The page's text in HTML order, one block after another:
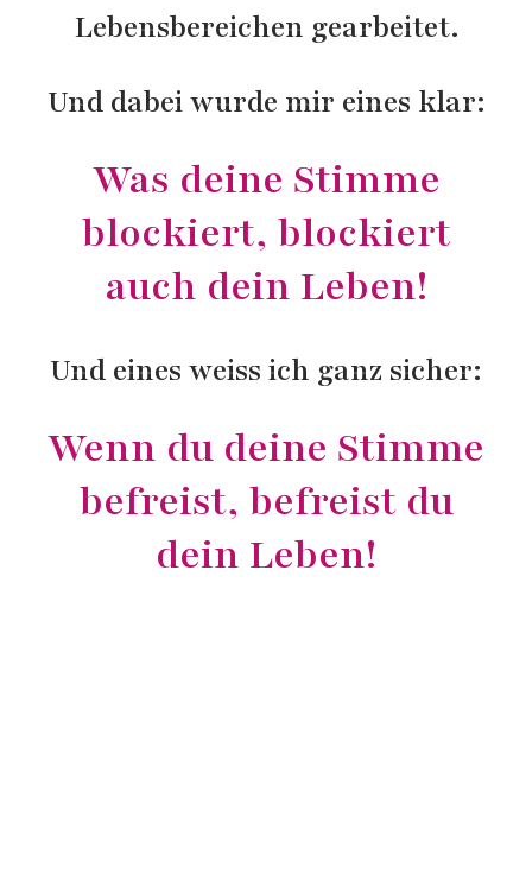
Lebensbereichen gearbeitet.
Und dabei wurde mir eines klar:
Was deine Stimme
blockiert, blockiert
auch dein Leben!
Und eines weiss ich ganz sicher:
Wenn du deine Stimme
befreist, befreist du
dein Leben!